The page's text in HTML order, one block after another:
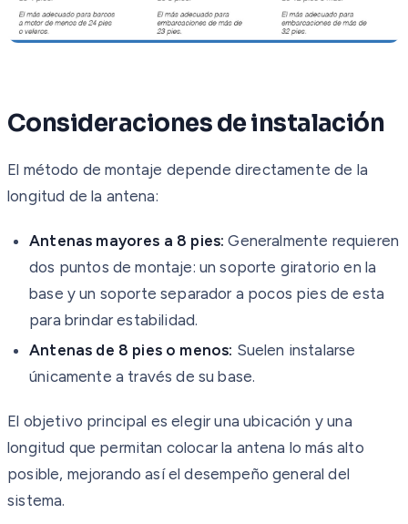
Consideraciones de instalación
El método de montaje depende directamente de la
longitud de la antena:
Antenas mayores a 8 pies: Generalmente requieren
dos puntos de montaje: un soporte giratorio en la
base y un soporte separador a pocos pies de esta
para brindar estabilidad.
Antenas de 8 pies o menos: Suelen instalarse
únicamente a través de su base.
El objetivo principal es elegir una ubicación y una
longitud que permitan colocar la antena lo más alto
posible, mejorando así el desempeño general del
sistema.